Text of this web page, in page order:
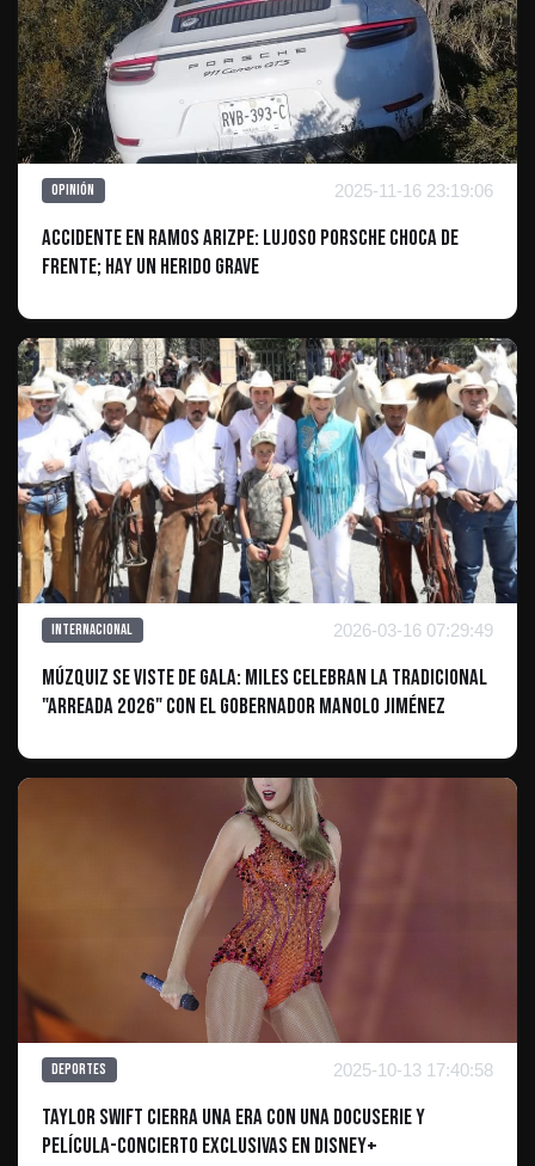
Opinión 2025-11-16 23:19:06
Accidente en Ramos Arizpe: Lujoso Porsche Choca de
Frente; Hay un Herido Grave
Internacional 2026-03-16 07:29:49
Múzquiz se viste de gala: Miles celebran la tradicional
"Arreada 2026" con el gobernador Manolo Jiménez
Deportes 2025-10-13 17:40:58
Taylor Swift Cierra una Era con una Docuserie y
Película-Concierto Exclusivas en Disney+